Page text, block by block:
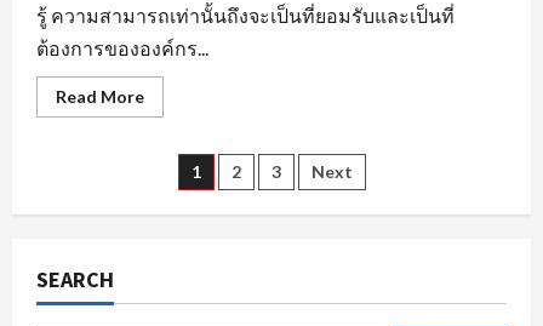
รู้ ความสามารถเท่านั้นถึงจะเป็นที่ยอมรับและเป็นที่
ต้องการขององค์กร...
Read MoreRead
more
ตัวอย่าง
พร้อม
ทุก
Posts
pagination
1 2 3 Next
SEARCH